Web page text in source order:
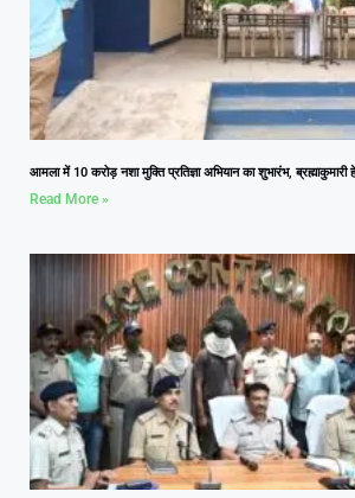
आमला में 10 करोड़ नशा मुक्ति प्रतिज्ञा अभियान का शुभारंभ, ब्रह्माकुमारी
Read More »